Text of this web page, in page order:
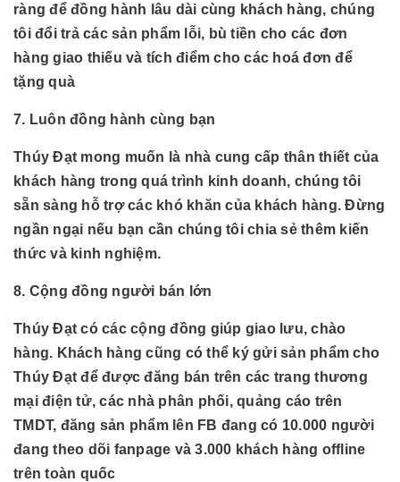
ràng để đồng hành lâu dài cùng khách hàng, chúng
tôi đổi trả các sản phẩm lỗi, bù tiền cho các đơn
hàng giao thiếu và tích điểm cho các hoá đơn để
tặng quà
7. Luôn đồng hành cùng bạn
Thúy Đạt mong muốn là nhà cung cấp thân thiết của
khách hàng trong quá trình kinh doanh, chúng tôi
sẵn sàng hỗ trợ các khó khăn của khách hàng. Đừng
ngần ngại nếu bạn cần chúng tôi chia sẻ thêm kiến
thức và kinh nghiệm.
8. Cộng đồng người bán lớn
Thúy Đạt có các cộng đồng giúp giao lưu, chào
hàng. Khách hàng cũng có thể ký gửi sản phẩm cho
Thúy Đạt để được đăng bán trên các trang thương
mại điện tử, các nhà phân phối, quảng cáo trên
TMDT, đăng sản phẩm lên FB đang có 10.000 người
đang theo dõi fanpage và 3.000 khách hàng offline
trên toàn quốc